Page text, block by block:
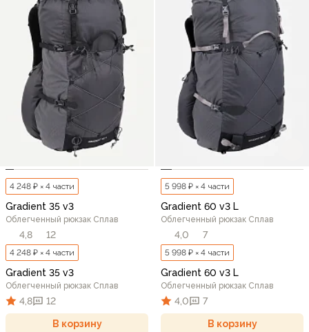
4 248 ₽ × 4 части
Gradient 35 v3
Облегченный рюкзак Сплав
4,8 12
4 248 ₽ × 4 части
Gradient 35 v3
Облегченный рюкзак Сплав
4,8 12
В корзину
5 998 ₽ × 4 части
Gradient 60 v3 L
Облегченный рюкзак Сплав
4,0 7
5 998 ₽ × 4 части
Gradient 60 v3 L
Облегченный рюкзак Сплав
4,0 7
В корзину